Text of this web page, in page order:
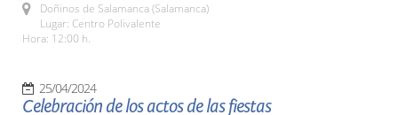
Doñinos de Salamanca (Salamanca)
Lugar: Centro Polivalente
Hora: 12:00 h.
25/04/2024
Celebración de los actos de las fiestas